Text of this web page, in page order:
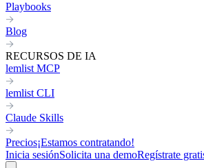
Playbooks
Blog
RECURSOS DE IA
lemlist MCP
lemlist CLI
Claude Skills
Precios¡Estamos contratando!
Inicia sesiónSolicita una demoRegístrate